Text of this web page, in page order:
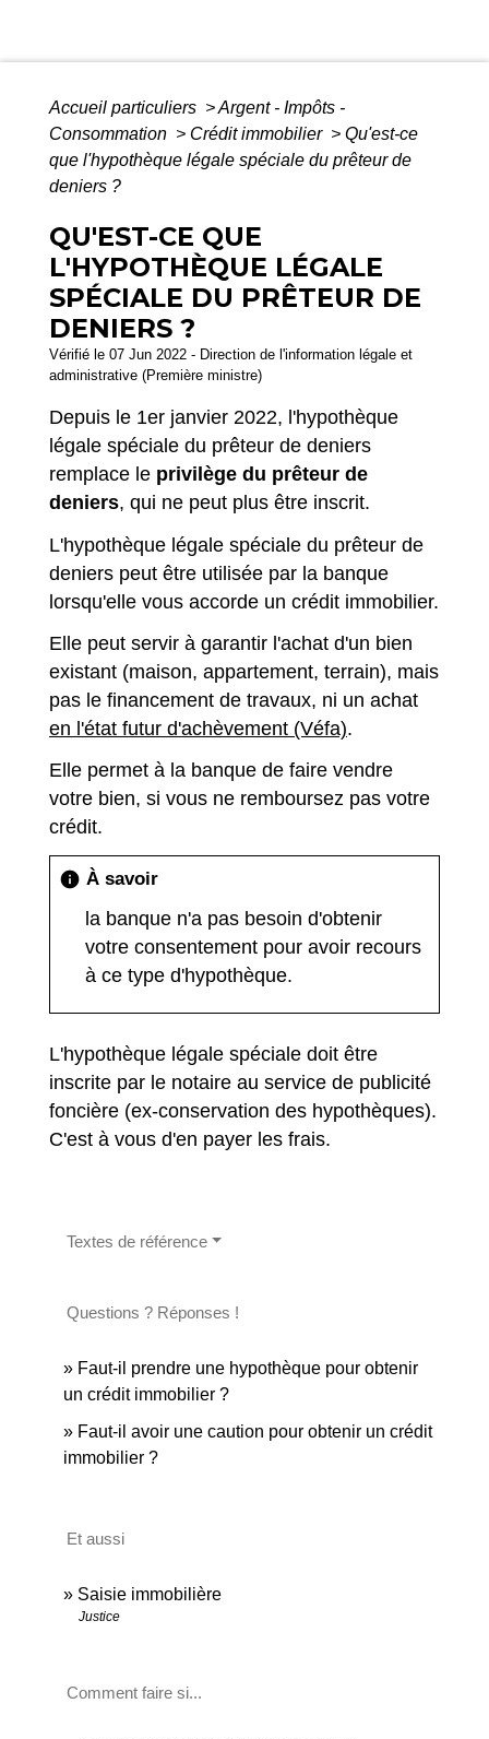
Accueil particuliers >Argent - Impôts -
Consommation > Crédit immobilier > Qu'est-ce
que l'hypothèque légale spéciale du prêteur de
deniers ?
QU'EST-CE QUE
L'HYPOTHÈQUE LÉGALE
SPÉCIALE DU PRÊTEUR DE
DENIERS ?
Vérifié le 07 Jun 2022 - Direction de l'information légale et
administrative (Première ministre)
Depuis le 1er janvier 2022, l'hypothèque
légale spéciale du prêteur de deniers
remplace le privilège du prêteur de
deniers, qui ne peut plus être inscrit.
L'hypothèque légale spéciale du prêteur de
deniers peut être utilisée par la banque
lorsqu'elle vous accorde un crédit immobilier.
Elle peut servir à garantir l'achat d'un bien
existant (maison, appartement, terrain), mais
pas le financement de travaux, ni un achat
en l'état futur d'achèvement (Véfa).
Elle permet à la banque de faire vendre
votre bien, si vous ne remboursez pas votre
crédit.
info À savoir
la banque n'a pas besoin d'obtenir
votre consentement pour avoir recours
à ce type d'hypothèque.
L'hypothèque légale spéciale doit être
inscrite par le notaire au service de publicité
foncière (ex-conservation des hypothèques).
C'est à vous d'en payer les frais.
Textes de référence
Questions ? Réponses !
Faut-il prendre une hypothèque pour obtenir
un crédit immobilier ?
Faut-il avoir une caution pour obtenir un crédit
immobilier ?
Et aussi
Saisie immobilière
Justice
Comment faire si...